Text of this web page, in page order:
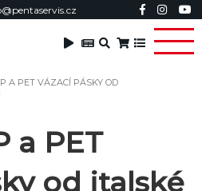
A PET VÁZACÍ PÁSKY OD
a PET
od italské